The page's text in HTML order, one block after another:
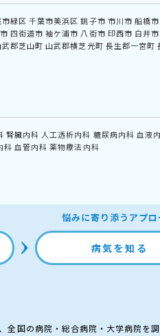
緑区 千葉市美浜区 銚子市 市川市 船橋市
四街道市 袖ケ浦市 八街市 印西市 白井市
武郡芝山町 山武郡横芝光町 長生郡一宮町
腎臓内科 人工透析内科 糖尿病内科 血液
科 血管内科 薬物療法内科
悩みに寄り添うアプロ
病気を知る
全国の病院・総合病院・大学病院を